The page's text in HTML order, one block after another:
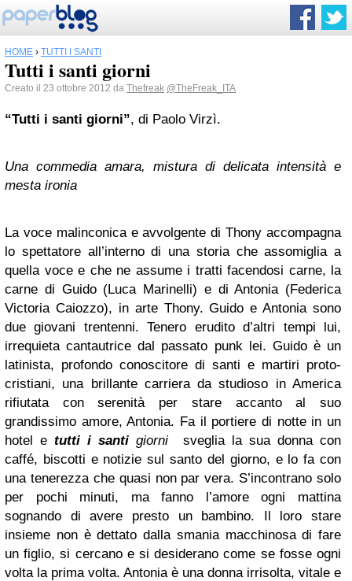
HOME › TUTTI I SANTI
Tutti i santi giorni
Creato il 23 ottobre 2012 da Thefreak @TheFreak_ITA
“Tutti i santi giorni”, di Paolo Virzì.
Una commedia amara, mistura di delicata intensità e
mesta ironia
La voce malinconica e avvolgente di Thony accompagna
lo spettatore all’interno di una storia che assomiglia a
quella voce e che ne assume i tratti facendosi carne, la
carne di Guido (Luca Marinelli) e di Antonia (Federica
Victoria Caiozzo), in arte Thony. Guido e Antonia sono
due giovani trentenni. Tenero erudito d’altri tempi lui,
irrequieta cantautrice dal passato punk lei. Guido è un
latinista, profondo conoscitore di santi e martiri proto-
cristiani, una brillante carriera da studioso in America
rifiutata con serenità per stare accanto al suo
grandissimo amore, Antonia. Fa il portiere di notte in un
hotel etutti i santi giorni sveglia la sua donna con
caffé, biscotti e notizie sul santo del giorno, e lo fa con
una tenerezza che quasi non par vera. S’incontrano solo
per pochi minuti, ma fanno l’amore ogni mattina
sognando di avere presto un bambino. Il loro stare
insieme non è dettato dalla smania macchinosa di fare
un figlio, si cercano e si desiderano come se fosse ogni
volta la prima volta. Antonia è una donna irrisolta, vitale e